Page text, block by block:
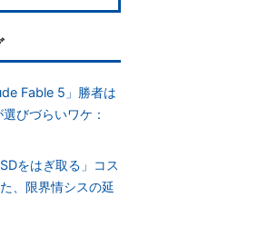
Fable 5」勝者は
びづらいワケ：
をはぎ取る」コス
、限界情シスの延